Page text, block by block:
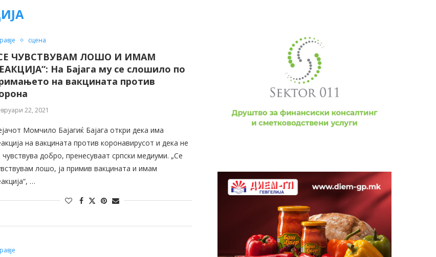
сцена
ЧУВСТВУВАМ ЛОШО И ИМАМ
На Бајага му се слошило по
на вакцината против
22, 2021
Момчило Бајагиќ Бајага откри дека има
на вакцината против коронавирусот и дека не
чувствува добро, пренесуваат српски медиуми. „Се
лошо, ја примив вакцината и имам
…